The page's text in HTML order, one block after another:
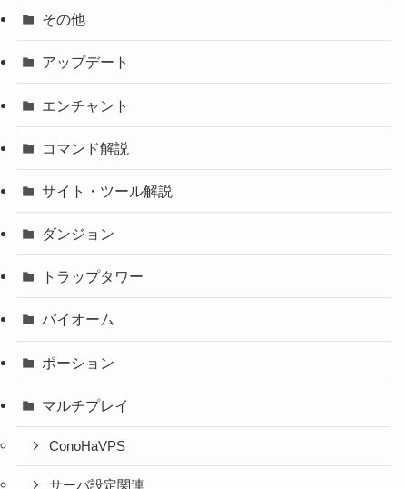
その他
アップデート
エンチャント
コマンド解説
サイト・ツール解説
ダンジョン
トラップタワー
バイオーム
ポーション
マルチプレイ
ConoHaVPS
サーバ設定関連